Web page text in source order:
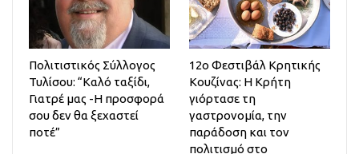
Πολιτιστικός Σύλλογος
Τυλίσου: “Καλό ταξίδι,
Γιατρέ μας -Η προσφορά
σου δεν θα ξεχαστεί
ποτέ”
12ο Φεστιβάλ Κρητικής
Κουζίνας: Η Κρήτη
γιόρτασε τη
γαστρονομία, την
παράδοση και τον
πολιτισμό στο